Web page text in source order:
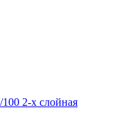
2-х слойная